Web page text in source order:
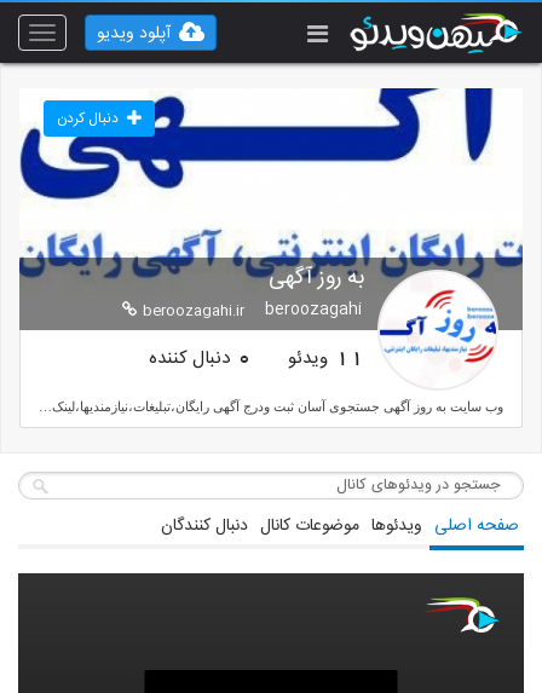
Toggle
آپلود ویدیو
به روز آگهی
beroozagahi
beroozagahi.ir
دنبال کردن
11 ویدئو 0 دنبال کننده
صفحه اصلی ویدئوها موضوعات کانال دنبال کنندگان